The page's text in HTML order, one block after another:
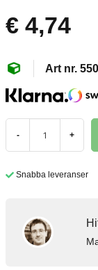
€ 4,74
- +
Snabba leveranser